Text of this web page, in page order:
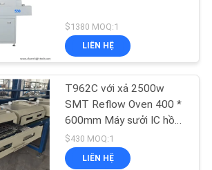
và đặt máy
$1380 MOQ:1
LIÊN HỆ
T962C với xả 2500w
SMT Reflow Oven 400 *
600mm Máy sưởi IC hồng
ngoại BGA SMD SMT
Heating Sation
$430 MOQ:1
LIÊN HỆ